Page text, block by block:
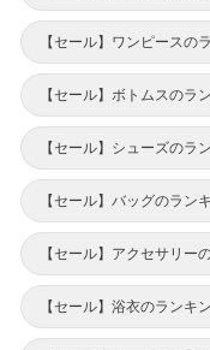
【セール】ワンピースの
【セール】ボトムスのラ
【セール】シューズのラ
【セール】バッグのラン
【セール】アクセサリー
【セール】浴衣のランキ